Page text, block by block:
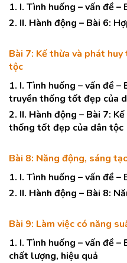
1. I. Tình huống – vấn đề
2. II. Hành động – Bài 6:
Bài 7: Kế thừa và phát
tộc
1. I. Tình huống – vấn đề
truyền thống tốt đẹp của
2. II. Hành động – Bài 7:
thống tốt đẹp của dân tộc
Bài 8: Năng động, sáng
1. I. Tình huống – vấn đề
2. II. Hành động – Bài 8:
Bài 9: Làm việc có năng
1. I. Tình huống – vấn đề
chất lượng, hiệu quả